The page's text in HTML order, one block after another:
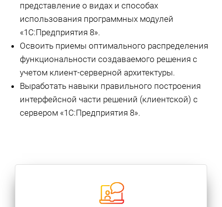
представление о видах и способах
использования программных модулей
«1С:Предприятия 8».
Освоить приемы оптимального распределения
функциональности создаваемого решения с
учетом клиент-серверной архитектуры.
Выработать навыки правильного построения
интерфейсной части решений (клиентской) с
сервером «1С:Предприятия 8».